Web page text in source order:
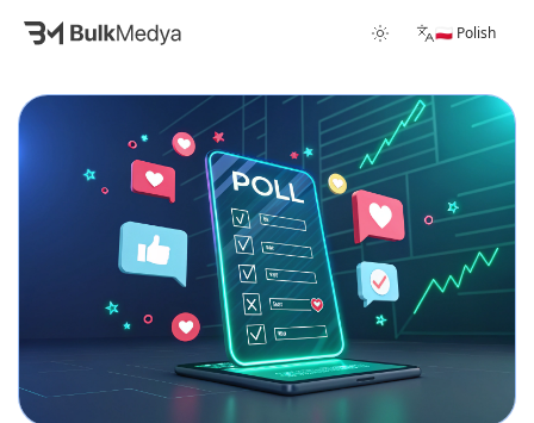
🇵🇱 Polish